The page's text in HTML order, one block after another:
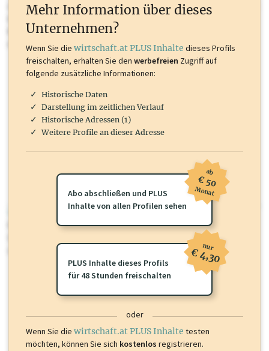
oder loggen Sie sich ein um diese Inhalte zu sehen. wirtschaft.at PLUS
Marken, Patente, Rechtstatsachen, OTS-Aussendungen, und viele
mehr.
wirtschaft.at PLUS
Für dieses Profil gibt es zusätzlichewirtschaft.at PLUS Inhalte
Sie momentan nicht einsehen können. Schalten Sie dieses Profil frei
oder loggen Sie sich ein um diese Inhalte zu sehen.
Mehr Information über dieses
Unternehmen?
Wenn Sie die wirtschaft.at PLUS Inhalte dieses Profils
freischalten, erhalten Sie den werbefreien Zugriff auf
folgende zusätzliche Informationen:
Historische Daten
Darstellung im zeitlichen Verlauf
Historische Adressen (1)
Weitere Profile an dieser Adresse
Abo abschließen und PLUS
Inhalte von allen Profilen sehen
ab
€ 50
Monat
PLUS Inhalte dieses Profils
für 48 Stunden freischalten
nur
€ 4,30
oder
Wenn Sie die wirtschaft.at PLUS Inhalte testen
möchten, können Sie sich kostenlos registrieren.